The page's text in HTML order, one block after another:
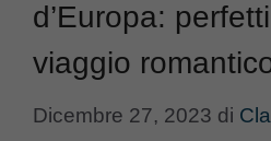
d’Europa:
viaggio
Dicembre 27, 2023 di